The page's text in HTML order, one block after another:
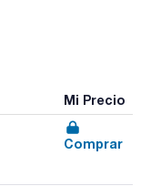
Mi Precio
Comprar